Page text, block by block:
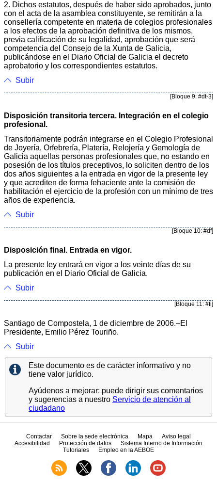
2. Dichos estatutos, después de haber sido aprobados, junto
con el acta de la asamblea constituyente, se remitirán a la
consellería competente en materia de colegios profesionales
a los efectos de la aprobación definitiva de los mismos,
previa calificación de su legalidad, aprobación que será
competencia del Consejo de la Xunta de Galicia,
publicándose en el Diario Oficial de Galicia el decreto
aprobatorio y los correspondientes estatutos.
Subir
[Bloque 9: #dt-3]
Disposición transitoria tercera. Integración en el colegio
profesional.
Transitoriamente podrán integrarse en el Colegio Profesional
de Joyería, Orfebrería, Platería, Relojería y Gemología de
Galicia aquellas personas profesionales que, no estando en
posesión de los títulos preceptivos, lo soliciten dentro de los
dos años siguientes a la entrada en vigor de la presente ley
y que acrediten de forma fehaciente ante la comisión de
habilitación el ejercicio de la profesión con un mínimo de tres
años de experiencia.
Subir
[Bloque 10: #df]
Disposición final. Entrada en vigor.
La presente ley entrará en vigor a los veinte días de su
publicación en el Diario Oficial de Galicia.
Subir
[Bloque 11: #fi]
Santiago de Compostela, 1 de diciembre de 2006.‒El
Presidente, Emilio Pérez Touriño.
Subir
Este documento es de carácter informativo y no
tiene valor jurídico.
Ayúdenos a mejorar: puede dirigir sus comentarios
y sugerencias a nuestro Servicio de atención al
ciudadano
Contactar Sobre la sede electrónica Mapa
Aviso legal
Accesibilidad
Protección de datos
Sistema Interno de Información
Tutoriales
Empleo en la AEBOE